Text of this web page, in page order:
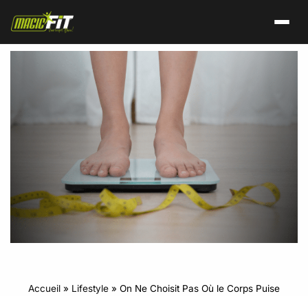
Accueil » Lifestyle » On Ne Choisit Pas Où le Corps Puise